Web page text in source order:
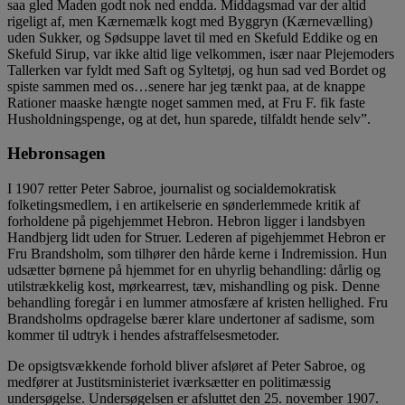
saa gled Maden godt nok ned endda. Middagsmad var der altid
rigeligt af, men Kærnemælk kogt med Byggryn (Kærnevælling)
uden Sukker, og Sødsuppe lavet til med en Skefuld Eddike og en
Skefuld Sirup, var ikke altid lige velkommen, især naar Plejemoders
Tallerken var fyldt med Saft og Syltetøj, og hun sad ved Bordet og
spiste sammen med os…senere har jeg tænkt paa, at de knappe
Rationer maaske hængte noget sammen med, at Fru F. fik faste
Husholdningspenge, og at det, hun sparede, tilfaldt hende selv”.
Hebronsagen
I 1907 retter Peter Sabroe, journalist og socialdemokratisk
folketingsmedlem, i en artikelserie en sønderlemmede kritik af
forholdene på pigehjemmet Hebron. Hebron ligger i landsbyen
Handbjerg lidt uden for Struer. Lederen af pigehjemmet Hebron er
Fru Brandsholm, som tilhører den hårde kerne i Indremission. Hun
udsætter børnene på hjemmet for en uhyrlig behandling: dårlig og
utilstrækkelig kost, mørkearrest, tæv, mishandling og pisk. Denne
behandling foregår i en lummer atmosfære af kristen hellighed. Fru
Brandsholms opdragelse bærer klare undertoner af sadisme, som
kommer til udtryk i hendes afstraffelsesmetoder.
De opsigtsvækkende forhold bliver afsløret af Peter Sabroe, og
medfører at Justitsministeriet iværksætter en politimæssig
undersøgelse. Undersøgelsen er afsluttet den 25. november 1907.